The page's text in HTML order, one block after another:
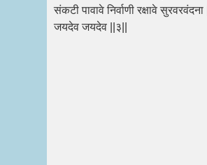
संकटी पावावे निर्वाणी रक्षावे सुरवरवंदना ||
जयदेव जयदेव ||३||